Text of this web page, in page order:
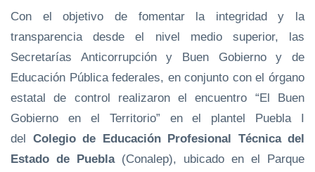
Con el objetivo de fomentar la integridad y la
transparencia desde el nivel medio superior, las
Secretarías Anticorrupción y Buen Gobierno y de
Educación Pública federales, en conjunto con el órgano
estatal de control realizaron el encuentro “El Buen
Gobierno en el Territorio” en el plantel Puebla I
del
Colegio de Educación Profesional Técnica del
Estado de Puebla(Conalep), ubicado en el Parque